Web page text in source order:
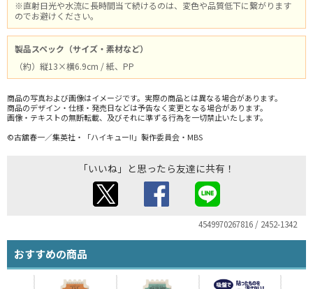
※直射日光や水流に長時間当て続けるのは、変色や品質低下に繋がります
のでお避けください。
製品スペック（サイズ・素材など）
（約）縦13×横6.9cm / 紙、PP
商品の写真および画像はイメージです。実際の商品とは異なる場合があります。
商品のデザイン・仕様・発売日などは予告なく変更となる場合があります。
画像・テキストの無断転載、及びそれに準ずる行為を一切禁止いたします。
©古舘春一／集英社・「ハイキュー!!」製作委員会・MBS
「いいね」と思ったら友達に共有！
4549970267816 / 2452-1342
おすすめの商品